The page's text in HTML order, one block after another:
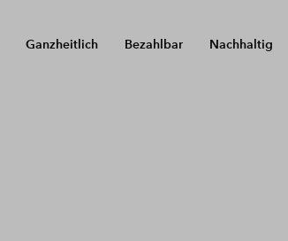
Ganzheitlich Bezahlbar Nachhaltig